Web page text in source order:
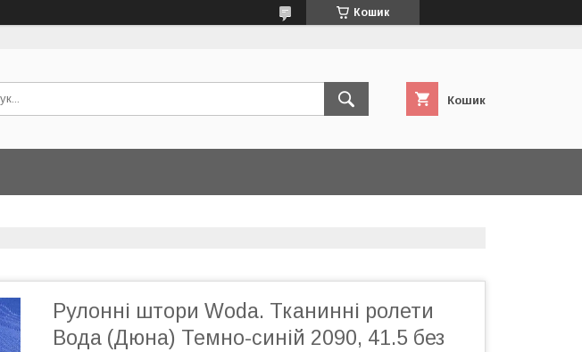
Кошик
Кошик
Рулонні штори Woda. Тканинні ролети
Вода (Дюна) Темно-синій 2090, 41.5 без